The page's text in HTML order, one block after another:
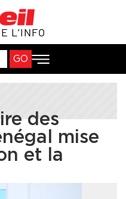
L’INFO
GO
des
mise
et la